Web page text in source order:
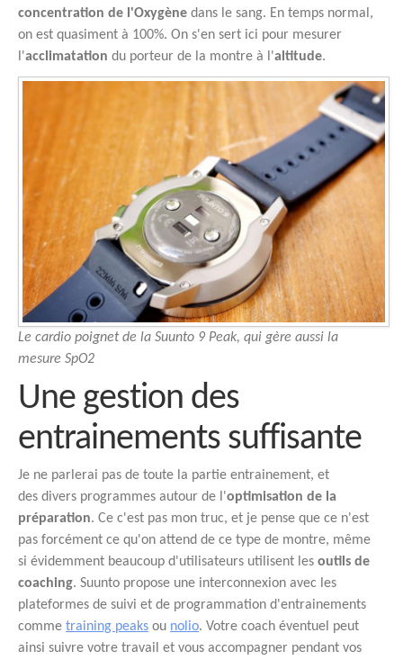
concentration de l'Oxygène dans le sang. En temps normal,
on est quasiment à 100%. On s'en sert ici pour mesurer
l'acclimatation du porteur de la montre à l'altitude.
Le cardio poignet de la Suunto 9 Peak, qui gère aussi la
mesure SpO2
Une gestion des
entrainements suffisante
Je ne parlerai pas de toute la partie entrainement, et
des divers programmes autour de l'optimisation de la
préparation. Ce c'est pas mon truc, et je pense que ce n'est
pas forcément ce qu'on attend de ce type de montre, même
si évidemment beaucoup d'utilisateurs utilisent les outils de
coaching. Suunto propose une interconnexion avec les
plateformes de suivi et de programmation d'entrainements
comme training peaks ou nolio. Votre coach éventuel peut
ainsi suivre votre travail et vous accompagner pendant vos